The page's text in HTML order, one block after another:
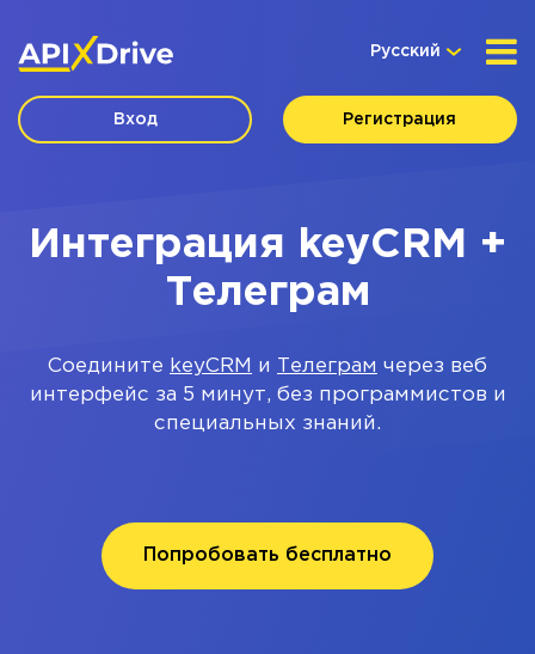
Русский
Вход Регистрация
Интеграция keyCRM +
Телеграм
Соедините keyCRM и Телеграм через веб
интерфейс за 5 минут, без программистов и
специальных знаний.
Попробовать бесплатно